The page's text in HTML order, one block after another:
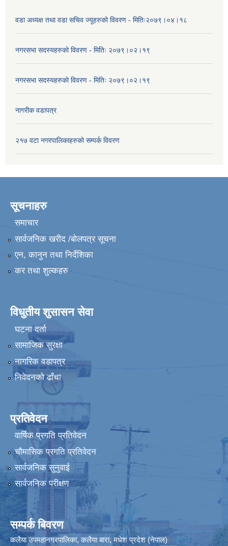
वडा अध्यक्ष तथा वडा सचिव ज्यूहरुको विवरण - मितिः२०७९।०४।१८
नगरसभा सदस्यहरुको विवरण - मितिः २०७९।०२।१९
नगरसभा सदस्यहरुको विवरण - मितिः २०७९।०२।१९
नागरीक वडापत्र
२१७ वटा नगरपालिकाहरुको सम्पर्क विवरण
सूचनाहरु
समाचार
सार्वजनिक खरीद /बोलपत्र सूचना
एन, कानुन तथा निर्देशिका
कर तथा शुल्कहरु
विधुतीय शुसासन सेवा
घटना दर्ता
सामाजिक सुरक्षा
नागरिक वडापत्र
निवेदनको ढाँचा
प्रतिवेदन
वार्षिक प्रगति प्रतिवेदन
चौमासिक प्रगति प्रतिवेदन
सार्वजनिक सुनुवाई
सार्वजनिक परीक्षण
सम्पर्क बिवरण
कलैया उपमहानगरपालिका, कलैया बारा, मधेश प्रदेश (नेपाल)